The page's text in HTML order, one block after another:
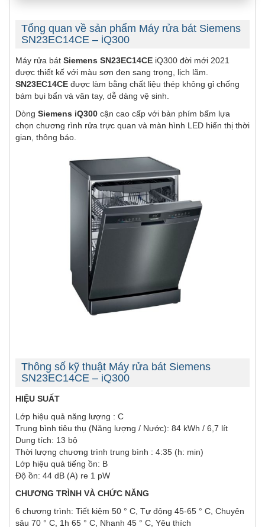
Tổng quan về sản phẩm Máy rửa bát Siemens
SN23EC14CE – iQ300
Máy rửa bát Siemens SN23EC14CE iQ300 đời mới 2021
được thiết kế với màu sơn đen sang trọng, lịch lãm.
SN23EC14CE được làm bằng chất liệu thép không gỉ chống
bám bụi bẩn và vân tay, dễ dàng vệ sinh.
Dòng Siemens iQ300 cận cao cấp với bàn phím bấm lựa
chọn chương rình rửa trực quan và màn hình LED hiển thị thời
gian, thông báo.
Thông số kỹ thuật Máy rửa bát Siemens
SN23EC14CE – iQ300
HIỆU SUẤT
Lớp hiệu quả năng lượng : C
Trung bình tiêu thụ (Năng lượng / Nước): 84 kWh / 6,7 lít
Dung tích: 13 bộ
Thời lượng chương trình trung bình : 4:35 (h: min)
Lớp hiệu quả tiếng ồn: B
Độ ồn: 44 dB (A) re 1 pW
CHƯƠNG TRÌNH VÀ CHỨC NĂNG
6 chương trình: Tiết kiệm 50 ° C, Tự động 45-65 ° C, Chuyên
sâu 70 ° C, 1h 65 ° C, Nhanh 45 ° C, Yêu thích